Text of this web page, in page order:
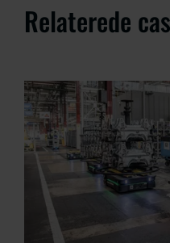
Relaterede